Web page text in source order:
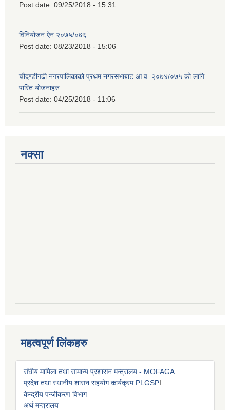
Post date: 09/25/2018 - 15:31
विनियोजन ऐन २०७५/०७६
Post date: 08/23/2018 - 15:06
चौदण्डीगढी नगरपालिकाको प्रथम नगरसभाबाट आ.व. २०७४/०७५ को लागि
पारित योजनाहरु
Post date: 04/25/2018 - 11:06
नक्सा
महत्वपूर्ण लिंकहरु
संघीय मामिला तथा सामान्य प्रशासन मन्त्रालय - MOFAGA
प्रदेश तथा स्थानीय शासन सहयोग कार्यक्रम PLGSPI
केन्द्रीय पन्जीकरण विभाग
अर्थ मन्त्रालय